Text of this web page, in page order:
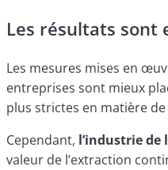
Les résultats sont
Les mesures mises en
entreprises sont mieux
plus strictes en matière
Cependant, l’industrie
valeur de l’extraction